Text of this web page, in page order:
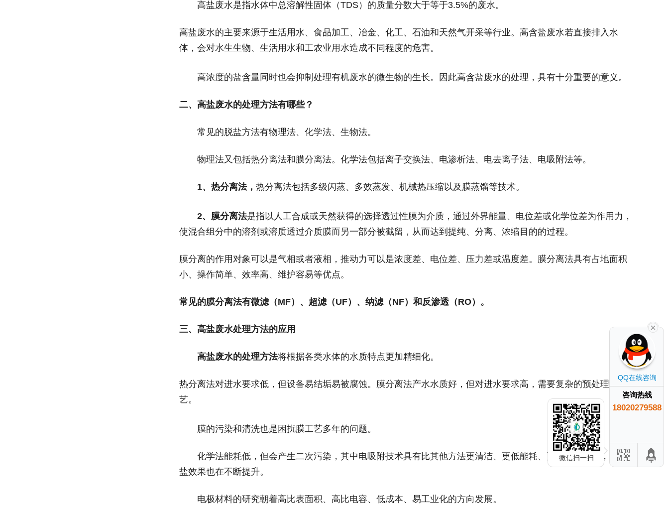
高盐废水是指水体中总溶解性固体（TDS）的质量分数大于等于3.5%的废水。
高盐废水的主要来源于生活用水、食品加工、冶金、化工、石油和天然气开采等行业。高含盐废水若直接排入水
体，会对水生生物、生活用水和工农业用水造成不同程度的危害。
高浓度的盐含量同时也会抑制处理有机废水的微生物的生长。因此高含盐废水的处理，具有十分重要的意义。
二、高盐废水的处理方法有哪些？
常见的脱盐方法有物理法、化学法、生物法。
物理法又包括热分离法和膜分离法。化学法包括离子交换法、电渗析法、电去离子法、电吸附法等。
1、热分离法， 热分离法包括多级闪蒸、多效蒸发、机械热压缩以及膜蒸馏等技术。
2、膜分离法是指以人工合成或天然获得的选择透过性膜为介质，通过外界能量、电位差或化学位差为作用力，
使混合组分中的溶剂或溶质透过介质膜而另一部分被截留，从而达到提纯、分离、浓缩目的的过程。
膜分离的作用对象可以是气相或者液相，推动力可以是浓度差、电位差、压力差或温度差。膜分离法具有占地面积
小、操作简单、效率高、维护容易等优点。
常见的膜分离法有微滤（MF）、超滤（UF）、纳滤（NF）和反渗透（RO）。
三、高盐废水处理方法的应用
高盐废水的处理方法将根据各类水体的水质特点更加精细化。
热分离法对进水要求低，但设备易结垢易被腐蚀。膜分离法产水水质好，但对进水要求高，需要复杂的预处理工
艺。
膜的污染和清洗也是困扰膜工艺多年的问题。
化学法能耗低，但会产生二次污染，其中电吸附技术具有比其他方法更清洁、更低能耗、更简便的优势，其脱
盐效果也在不断提升。
电极材料的研究朝着高比表面积、高比电容、低成本、易工业化的方向发展。
QQ在线咨询
咨询热线
18020279588
微信扫一扫